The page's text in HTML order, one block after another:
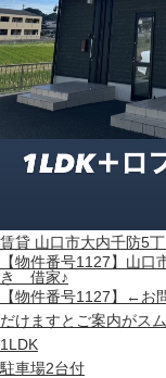
賃貸 山口市大内千防5
【物件番号1127】山
き 借家♪
【物件番号1127】←お
だけますとご案内がス
1LDK
駐車場2台付